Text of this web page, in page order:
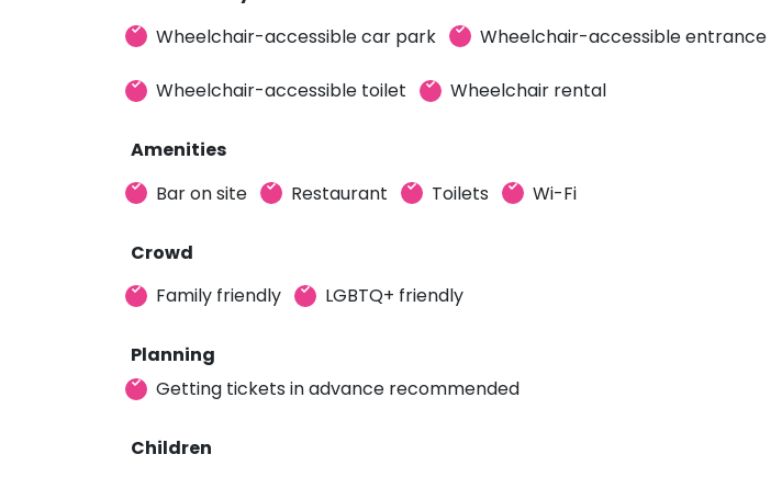
Wheelchair-accessible car park
Wheelchair-accessible entrance
Wheelchair-accessible toilet Wheelchair rental
Amenities
Bar on site
Restaurant Toilets Wi-Fi
Crowd
Family friendly
LGBTQ+ friendly
Planning
Getting tickets in advance recommended
Children